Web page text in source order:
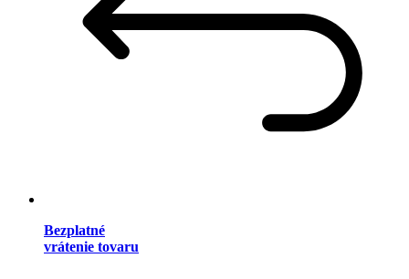
Bezplatné
vrátenie tovaru